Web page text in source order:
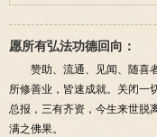
愿所有弘法功德回向：
赞助、流通、见闻、随喜
所修善业，皆速成就。关闭一
总报，三有齐资，今生来世脱
满之佛果。